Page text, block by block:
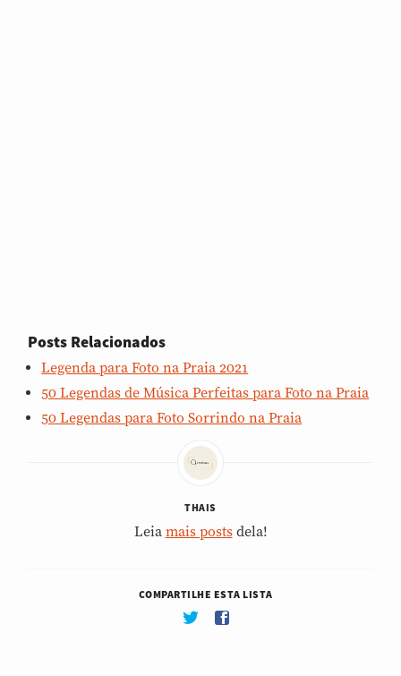
Posts Relacionados
Legenda para Foto na Praia 2021
50 Legendas de Música Perfeitas para Foto na Praia
50 Legendas para Foto Sorrindo na Praia
THAIS
Leia mais postsdela!
COMPARTILHE ESTA LISTA